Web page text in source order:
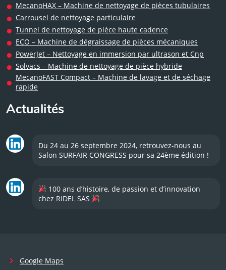
MecanoHAX – Machine de nettoyage de pièces tubulaires
Carrousel de nettoyage particulaire
Tunnel de nettoyage de pièce haute cadence
ECO – Machine de dégraissage de pièces mécaniques
PowerJet – Nettoyage en immersion par ultrason et Cnp
Solvacs – Machine de nettoyage de pièce hybride
MecanoFAST Compact – Machine de lavage et de séchage
rapide
Actualités
Du 24 au 26 septembre 2024, retrouvez-nous au
Salon SURFAIR CONGRESS pour sa 24ème édition !
100 ans d’histoire, de passion et d’innovation
chez RIDEL SAS
Google Maps